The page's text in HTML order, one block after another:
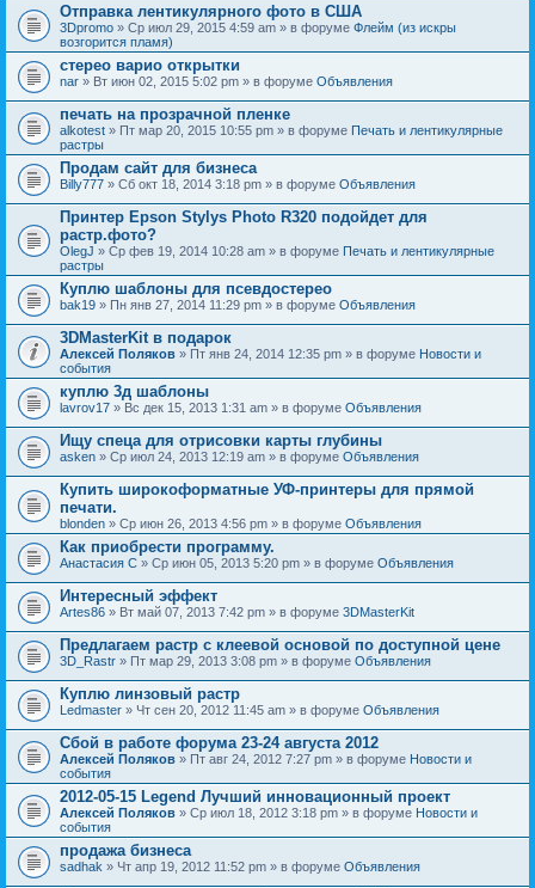
Отправка лентикулярного фото в США
3Dpromo » Ср июл 29, 2015 4:59 am » в форуме Флейм (из искры
возгорится пламя)
стерео варио открытки
nar » Вт июн 02, 2015 5:02 pm » в форуме Объявления
печать на прозрачной пленке
alkotest » Пт мар 20, 2015 10:55 pm » в форуме Печать и лентикулярные
растры
Продам сайт для бизнеса
Billy777 » Сб окт 18, 2014 3:18 pm » в форуме Объявления
Принтер Epson Stylys Photo R320 подойдет для
растр.фото?
OlegJ » Ср фев 19, 2014 10:28 am » в форуме Печать и лентикулярные
растры
Куплю шаблоны для псевдостерео
bak19 » Пн янв 27, 2014 11:29 pm » в форуме Объявления
3DMasterKit в подарок
Алексей Поляков » Пт янв 24, 2014 12:35 pm » в форуме Новости и
события
куплю 3д шаблоны
lavrov17 » Вс дек 15, 2013 1:31 am » в форуме Объявления
Ищу спеца для отрисовки карты глубины
asken » Ср июл 24, 2013 12:19 am » в форуме Объявления
Купить широкоформатные УФ-принтеры для прямой
печати.
blonden » Ср июн 26, 2013 4:56 pm » в форуме Объявления
Как приобрести программу.
Анастасия С » Ср июн 05, 2013 5:20 pm » в форуме Объявления
Интересный эффект
Artes86 » Вт май 07, 2013 7:42 pm » в форуме 3DMasterKit
Предлагаем растр с клеевой основой по доступной цене
3D_Rastr » Пт мар 29, 2013 3:08 pm » в форуме Объявления
Куплю линзовый растр
Ledmaster » Чт сен 20, 2012 11:45 am » в форуме Объявления
Сбой в работе форума 23-24 августа 2012
Алексей Поляков » Пт авг 24, 2012 7:27 pm » в форуме Новости и
события
2012-05-15 Legend Лучший инновационный проект
Алексей Поляков » Ср июл 18, 2012 3:18 pm » в форуме Новости и
события
продажа бизнеса
sadhak » Чт апр 19, 2012 11:52 pm » в форуме Объявления